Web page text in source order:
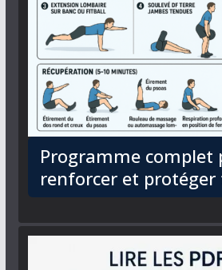
Programme complet
renforcer et